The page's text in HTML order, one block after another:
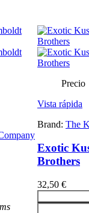
Precio
Vista rápida
Brand: The
Exotic
Brothers
32,50 €